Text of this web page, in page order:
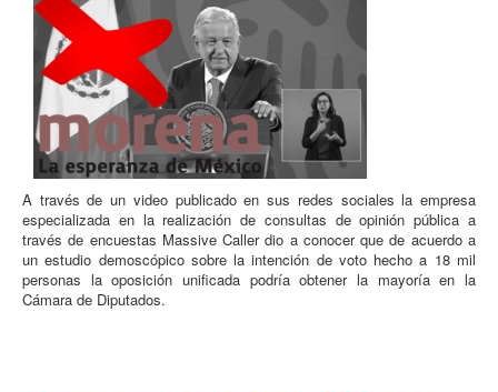
A través de un video publicado en sus redes sociales la empresa
especializada en la realización de consultas de opinión pública a
través de encuestas Massive Caller dio a conocer que de acuerdo a
un estudio demoscópico sobre la intención de voto hecho a 18 mil
personas la oposición unificada podría obtener la mayoría en la
Cámara de Diputados.